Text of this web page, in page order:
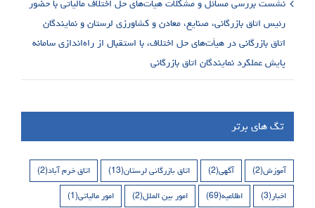
رئیس اتاق بازرگانی، صنایع، معادن و کشاورزی لرستان و نمایندگان
اتاق بازرگانی در هیأت‌های حل اختلاف، با استقبال از راه‌اندازی سامانه
پایش عملکرد نمایندگان اتاق بازرگانی
تگ های برتر
آموزش(2) آگهی(2) اتاق بازرگانی لرستان(13) اتاق خرم آباد(2)
اخبار(3) اطلاعیه(69) امور بین الملل(2) امور مالیاتی(1)